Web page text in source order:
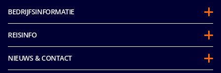
BEDRIJFSINFORMATIE
Over ons
Partnerschappen
Duurzaamheid
REISINFO
Gedragscode voor passagiers
Future Cruise Credits & Boordtegoed
NIEUWS & CONTACT